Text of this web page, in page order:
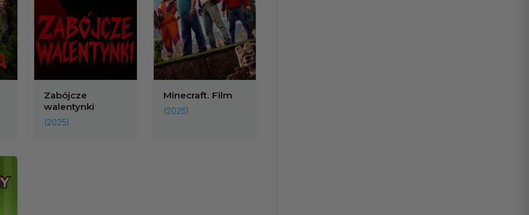
Zabójcze
walentynki
(2025)
Minecraft. Film
(2025)